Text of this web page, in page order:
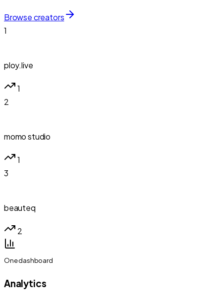
Browse creators
1
ploy.live
1
2
momo studio
1
3
beauteq
2
One dashboard
Analytics